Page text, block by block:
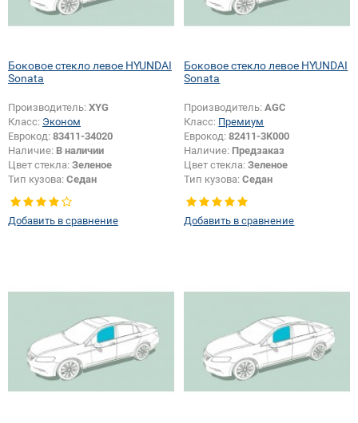
Боковое стекло левое HYUNDAI
Sonata
Производитель: XYG
Класс: Эконом
Еврокод: 83411-34020
Наличие: В наличии
Цвет стекла: Зеленое
Тип кузова: Седан
Тип стекла: Боковое стекло левое
Добавить в сравнение
Боковое стекло левое HYUNDAI
Sonata
Производитель:AGC
Класс: Премиум
Еврокод:82411-3K000
Наличие: Предзаказ
Цвет стекла:Зеленое
Тип кузова:Седан
Тип стекла:Боковое стекло левое
Добавить в сравнение